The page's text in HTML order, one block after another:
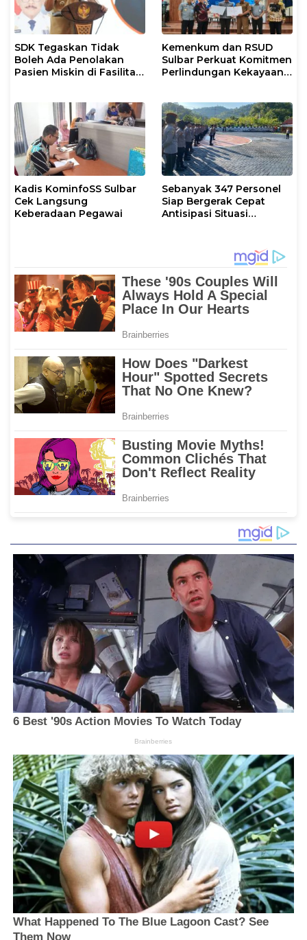
SDK Tegaskan Tidak
Boleh Ada Penolakan
Pasien Miskin di Fasilitas
Kemenkum dan RSUD
Sulbar Perkuat Komitmen
Perlindungan Kekayaan
Kadis KominfoSS Sulbar
Cek Langsung
Keberadaan Pegawai
Sebanyak 347 Personel
Siap Bergerak Cepat
Antisipasi Situasi